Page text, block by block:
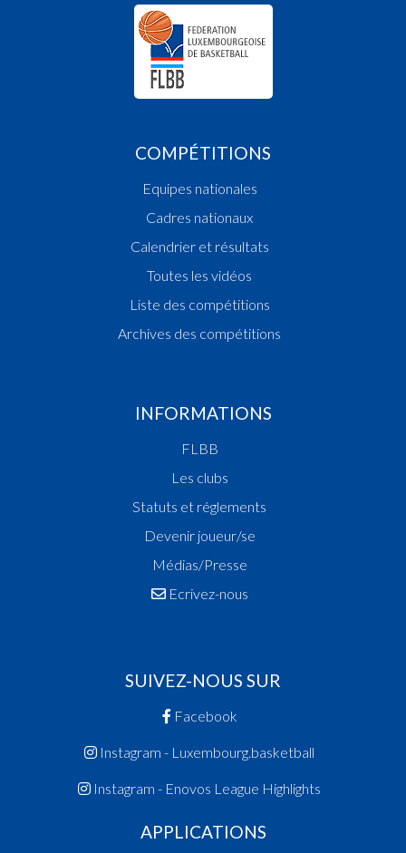
COMPÉTITIONS
Equipes nationales
Cadres nationaux
Calendrier et résultats
Toutes les vidéos
Liste des compétitions
Archives des compétitions
INFORMATIONS
FLBB
Les clubs
Statuts et réglements
Devenir joueur/se
Médias/Presse
Ecrivez-nous
SUIVEZ-NOUS SUR
Facebook
Instagram - Luxembourg.basketball
Instagram - Enovos League Highlights
APPLICATIONS